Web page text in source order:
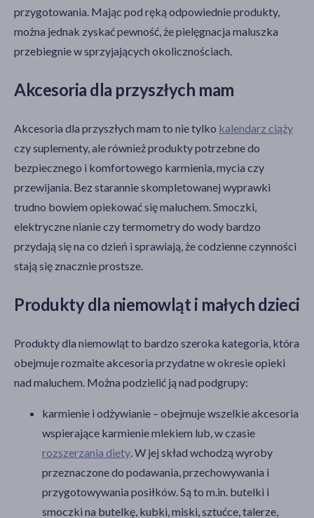
Kategorie produktów
Mama i dziecko
Zdrowie dziecka
Karmienie dziecka
Planowanie ciąży
Kosmetyki dla dzieci
Akcesoria dziecięce
Zdrowie w ciąży
przygotowania. Mając pod ręką odpowiednie produkty,
można jednak zyskać pewność, że pielęgnacja maluszka
przebiegnie w sprzyjających okolicznościach.
Akcesoria dla przyszłych mam
Akcesoria dla przyszłych mam to nie tylko kalendarz ciąży
czy suplementy, ale również produkty potrzebne do
bezpiecznego i komfortowego karmienia, mycia czy
przewijania. Bez starannie skompletowanej wyprawki
trudno bowiem opiekować się maluchem. Smoczki,
elektryczne nianie czy termometry do wody bardzo
przydają się na co dzień i sprawiają, że codzienne czynności
stają się znacznie prostsze.
Produkty dla niemowląt i małych dzieci
Produkty dla niemowląt to bardzo szeroka kategoria, która
obejmuje rozmaite akcesoria przydatne w okresie opieki
nad maluchem. Można podzielić ją nad podgrupy:
karmienie i odżywianie – obejmuje wszelkie akcesoria
wspierające karmienie mlekiem lub, w czasie
rozszerzania diety. W jej skład wchodzą wyroby
przeznaczone do podawania, przechowywania i
przygotowywania posiłków. Są to m.in. butelki i
smoczki na butelkę, kubki, miski, sztućce, talerze,